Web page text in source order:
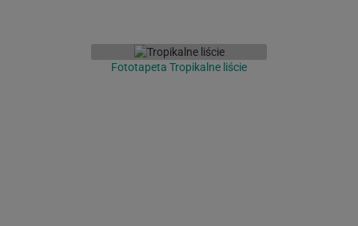
Fototapeta Tropikalne liście